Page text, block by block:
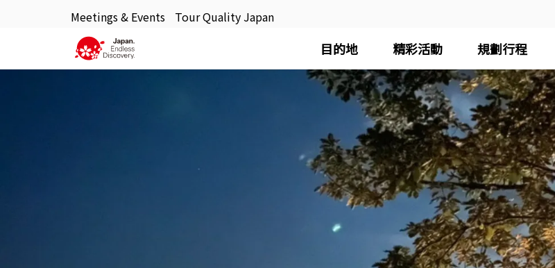
Meetings & Events Tour Quality Japan
目的地 精彩活動 規劃行程